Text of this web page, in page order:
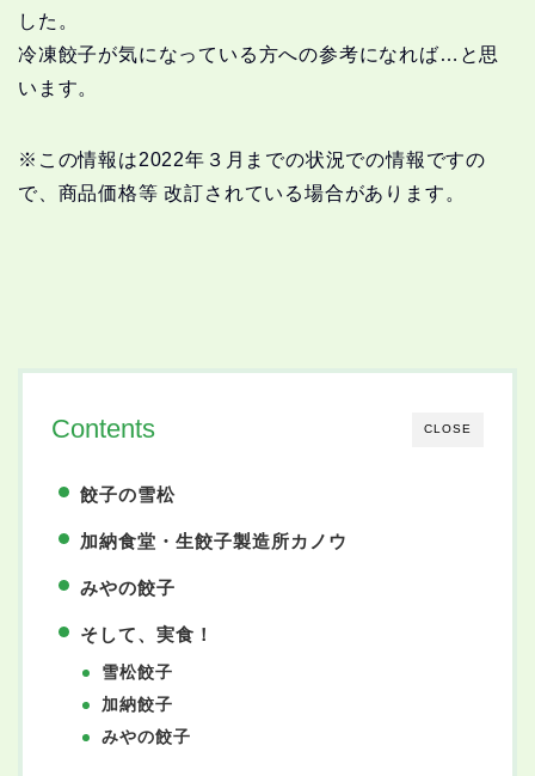
した。
冷凍餃子が気になっている方への参考になれば…と思
います。
※この情報は2022年３月までの状況での情報ですの
で、商品価格等 改訂されている場合があります。
CLOSE
Contents
餃子の雪松
加納食堂・生餃子製造所カノウ
みやの餃子
そして、実食！
雪松餃子
加納餃子
みやの餃子